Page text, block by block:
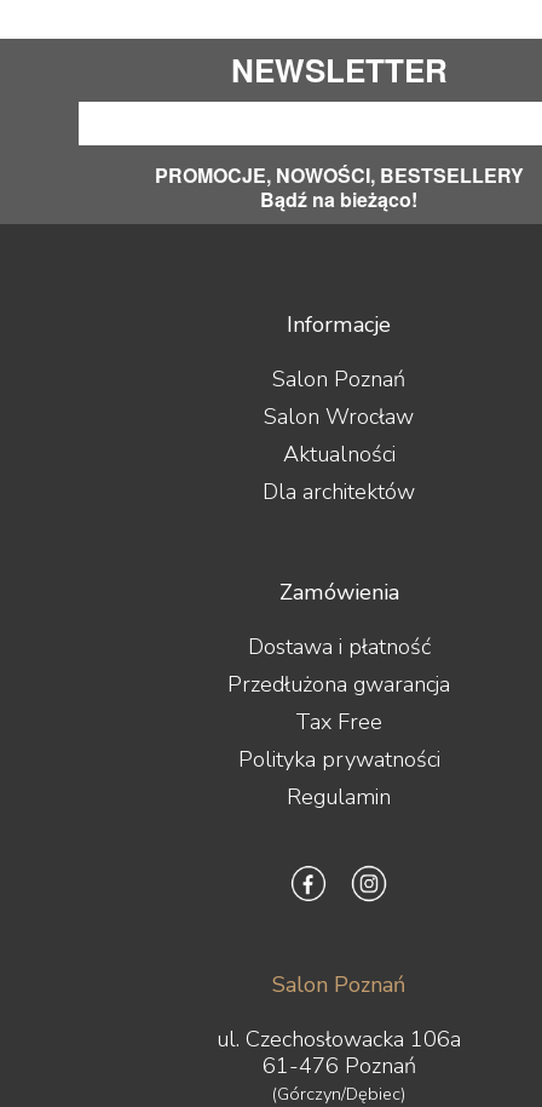
NEWSLETTER
PROMOCJE, NOWOŚCI, BESTSELLERY
Bądź na bieżąco!
Informacje
Salon Poznań
Salon Wrocław
Aktualności
Dla architektów
Zamówienia
Dostawa i płatność
Przedłużona gwarancja
Tax Free
Polityka prywatności
Regulamin
Salon Poznań
ul. Czechosłowacka 106a
61-476 Poznań
(Górczyn/Dębiec)